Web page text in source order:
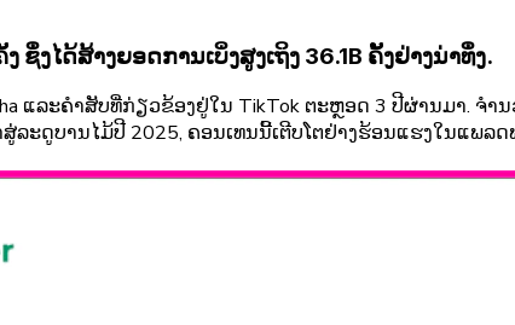
ງໄດ້ສ້າງຍອດການເບິ່ງສູງເຖິງ 36.1B ຄັ້ງຢ່າງນ່າທຶ່ງ.
ລະຄຳສັບທີ່ກ່ຽວຂ້ອງຢູ່ໃນ TikTok ຕະຫຼອດ 3 ປີຜ່ານມາ. ຈຳນ
ລະດູບານໄມ້ປີ 2025, ຄອນເທນນີ້ເຕີບໂຕຢ່າງຮ້ອນແຮງໃນແພ